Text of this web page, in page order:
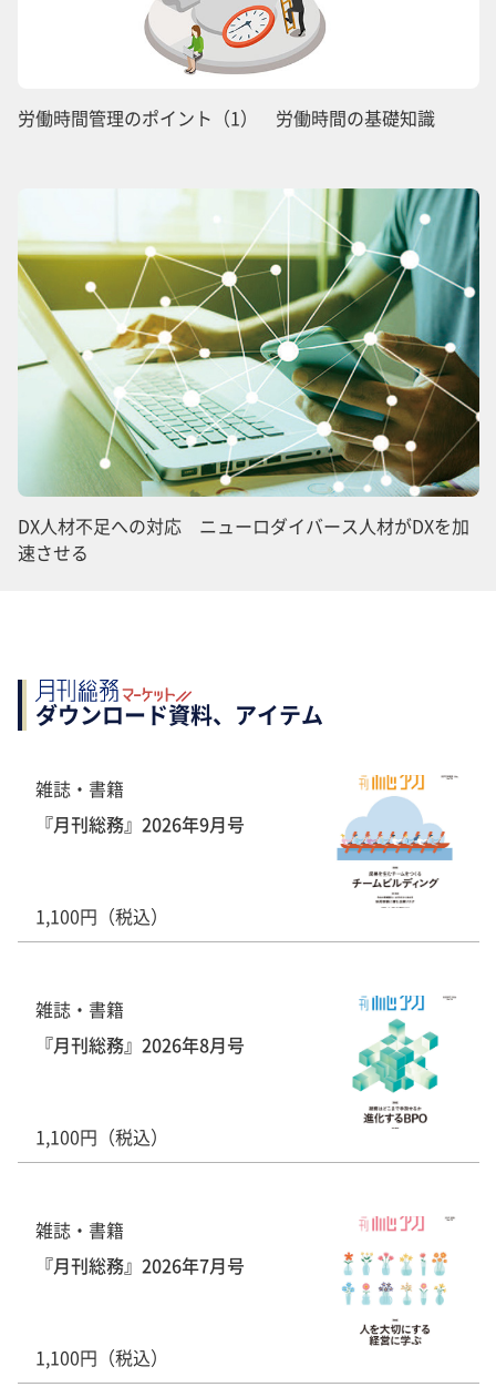
労働時間管理のポイント（1） 労働時間の基礎知識
DX人材不足への対応 ニューロダイバース人材がDXを加
速させる
ダウンロード資料、アイテム
雑誌・書籍
『月刊総務』2026年9月号
1,100円（税込）
雑誌・書籍
『月刊総務』2026年8月号
1,100円（税込）
雑誌・書籍
『月刊総務』2026年7月号
1,100円（税込）